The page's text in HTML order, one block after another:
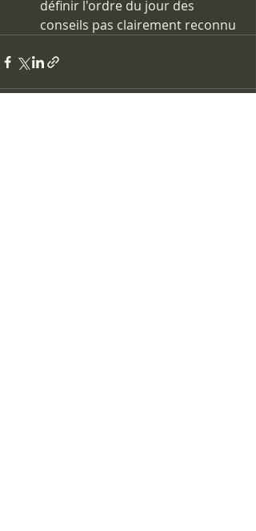
définir l'ordre du jour des
conseils pas clairement reconnu